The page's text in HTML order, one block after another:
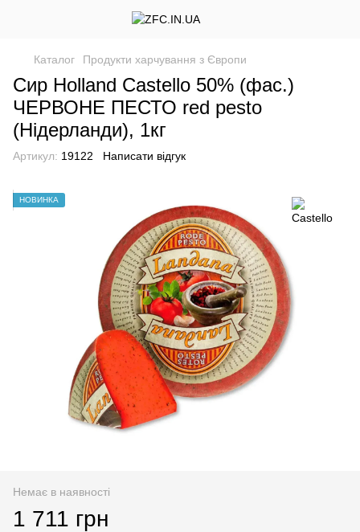
Каталог Продукти харчування з Європи
Сир Holland Castello 50% (фас.)
ЧЕРВОНЕ ПЕСТО red pesto
(Нідерланди), 1кг
Артикул: 19122 Написати відгук
НОВИНКА
Немає в наявності
1 711 грн